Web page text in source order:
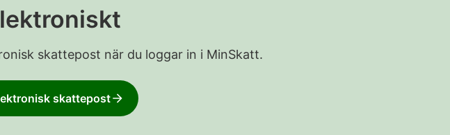
skattepost när du loggar in i MinSkatt.
skattepost